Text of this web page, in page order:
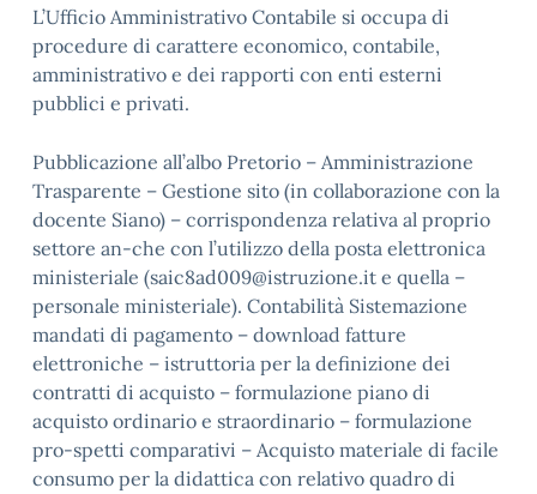
L’Ufficio Amministrativo Contabile si occupa di
procedure di carattere economico, contabile,
amministrativo e dei rapporti con enti esterni
pubblici e privati.
Pubblicazione all’albo Pretorio – Amministrazione
Trasparente – Gestione sito (in collaborazione con la
docente Siano) – corrispondenza relativa al proprio
settore an-che con l’utilizzo della posta elettronica
ministeriale (saic8ad009@istruzione.it e quella –
personale ministeriale). Contabilità Sistemazione
mandati di pagamento – download fatture
elettroniche – istruttoria per la definizione dei
contratti di acquisto – formulazione piano di
acquisto ordinario e straordinario – formulazione
pro-spetti comparativi – Acquisto materiale di facile
consumo per la didattica con relativo quadro di